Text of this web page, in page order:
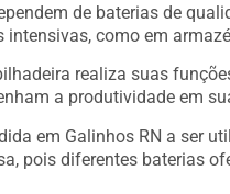
de baterias de
intensivas, como em
realiza suas
a produtividade em
em Galinhos RN a ser
pois diferentes baterias